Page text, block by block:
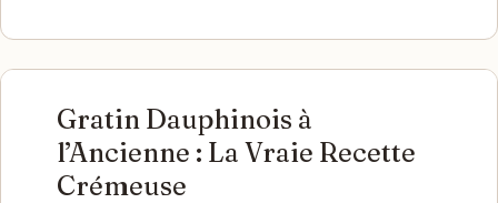
Gratin Dauphinois à
l’Ancienne : La Vraie Recette
Crémeuse